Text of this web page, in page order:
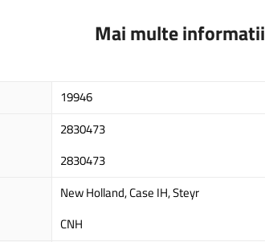
Mai multe informatii
19946
2830473
2830473
New Holland, Case IH, Steyr
CNH